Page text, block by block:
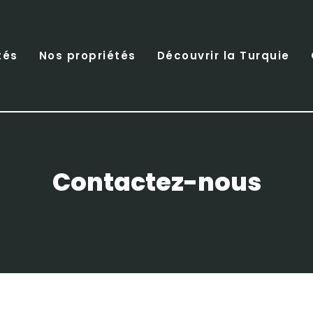
Nos propriétés Découvrir la Turquie
Contactez-nous